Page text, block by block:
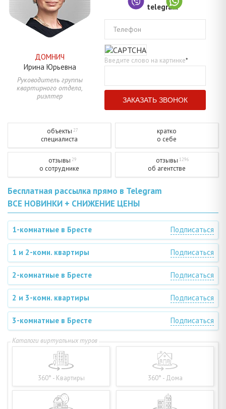
ДОМНИЧ
Ирина Юрьевна
Руководитель группы
квартирного отдела,
риэлтер
Телефон
Введите слово на картинке*
объекты 27
специалиста
кратко
о себе
отзывы 29
о сотруднике
отзывы 1296
об агентстве
Бесплатная рассылка прямо в Telegram
ВСЕ НОВИНКИ + СНИЖЕНИЕ ЦЕНЫ
1-комнатные в Бресте Подписаться
1 и 2-комн. квартиры Подписаться
2-комнатные в Бресте Подписаться
2 и 3-комн. квартиры Подписаться
3-комнатные в Бресте Подписаться
360° - Квартиры 360° - Дома